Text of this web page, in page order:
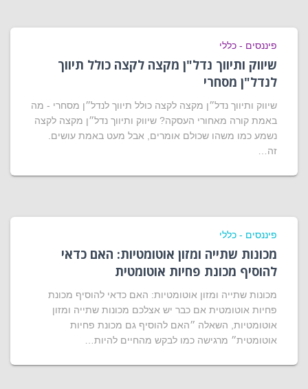
פיננסים - כללי
שיווק ותיווך נדל"ן מקצה לקצה כולל תיווך
לנדל"ן מסחרי
שיווק ותיווך נדל״ן מקצה לקצה כולל תיווך לנדל״ן מסחרי - מה
באמת קורה מאחורי העסקה? שיווק ותיווך נדל״ן מקצה לקצה
נשמע כמו משהו שכולם אומרים, אבל מעט באמת עושים.
זה…
פיננסים - כללי
מכונות שתייה ומזון אוטומטיות: האם כדאי
להוסיף מכונת פחיות אוטומטית
מכונות שתייה ומזון אוטומטיות: האם כדאי להוסיף מכונת
פחיות אוטומטית אם כבר יש אצלכם מכונות שתייה ומזון
אוטומטיות, השאלה ״האם להוסיף גם מכונת פחיות
אוטומטית״ מרגישה כמו לבקש מהחיים להיות…